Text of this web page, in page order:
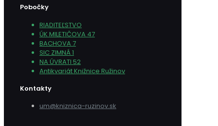
Pobočky
RIADITEĽSTVO
ÚK MILETIČOVA 47
BACHOVA 7
SIC ZIMNÁ 1
NA ÚVRATI 52
Antikvariát Knižnice Ružinov
Kontakty
um@kniznica-ruzinov.sk